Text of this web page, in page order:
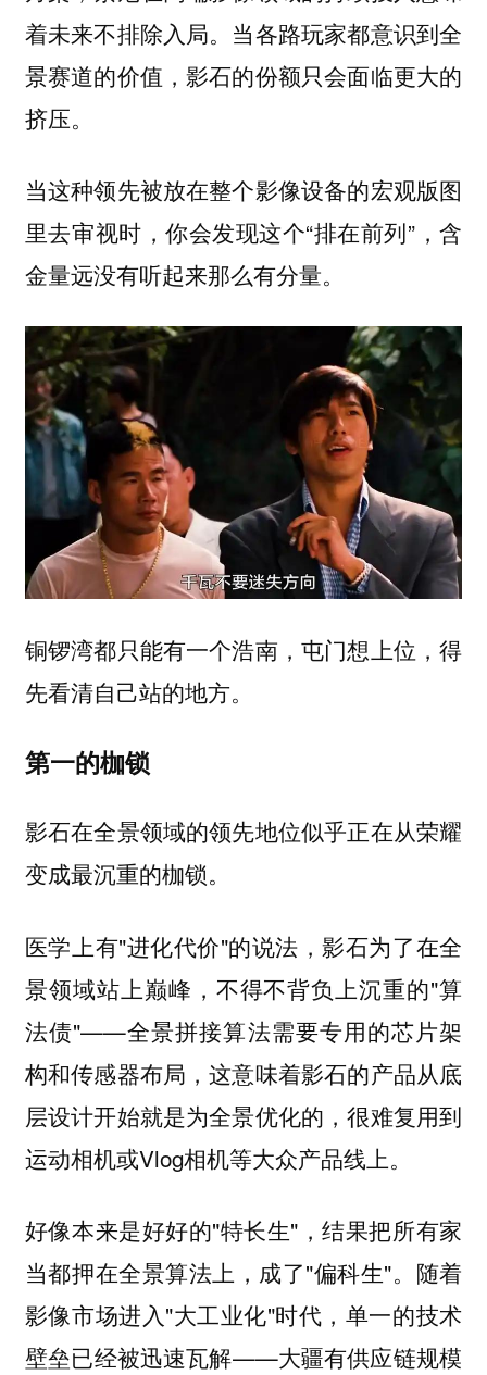
着未来不排除入局。当各路玩家都意识到全
景赛道的价值，影石的份额只会面临更大的
挤压。
当这种领先被放在整个影像设备的宏观版图
里去审视时，你会发现这个“排在前列”，含
金量远没有听起来那么有分量。
铜锣湾都只能有一个浩南，屯门想上位，得
先看清自己站的地方。
第一的枷锁
影石在全景领域的领先地位似乎正在从荣耀
变成最沉重的枷锁。
医学上有"进化代价"的说法，影石为了在全
景领域站上巅峰，不得不背负上沉重的"算
法债"——全景拼接算法需要专用的芯片架
构和传感器布局，这意味着影石的产品从底
层设计开始就是为全景优化的，很难复用到
运动相机或Vlog相机等大众产品线上。
好像本来是好好的"特长生"，结果把所有家
当都押在全景算法上，成了"偏科生"。随着
影像市场进入"大工业化"时代，单一的技术
壁垒已经被迅速瓦解——大疆有供应链规模